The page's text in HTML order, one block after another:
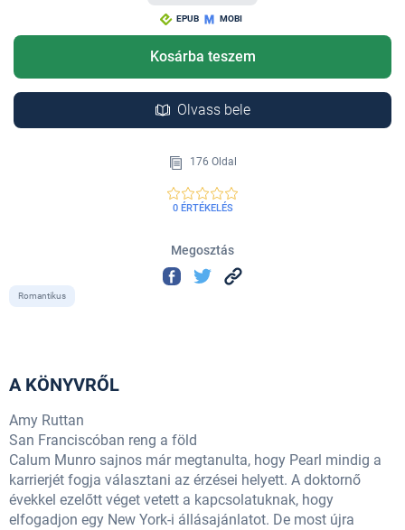
EPUB MOBI
Kosárba teszem
Olvass bele
176 Oldal
0 ÉRTÉKELÉS
Megosztás
Romantikus
A KÖNYVRŐL
Amy Ruttan
San Franciscóban reng a föld
Calum Munro sajnos már megtanulta, hogy Pearl mindig a
karrierjét fogja választani az érzései helyett. A doktornő
évekkel ezelőtt véget vetett a kapcsolatuknak, hogy
elfogadjon egy New York-i állásajánlatot. De most újra